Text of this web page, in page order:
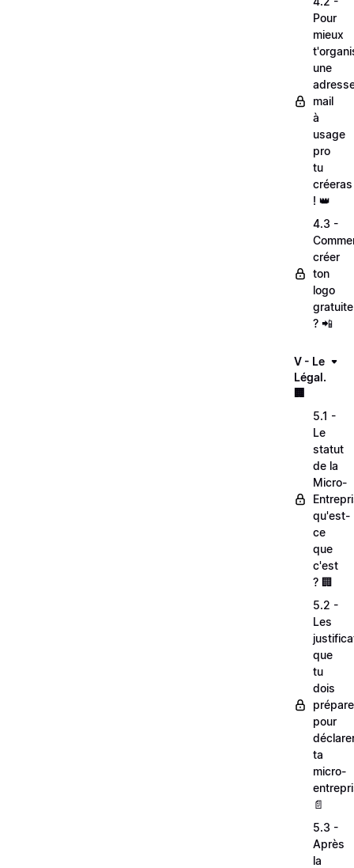
Pour
mieux
une
mail
à
usage
pro
tu
créeras
! 👑
4.3 -
créer
ton
logo
? 📲
V - Le
Légal.
🏢
5.1 -
Le
statut
de la
Micro-
qu'est-
ce
que
c'est
? 🏢
5.2 -
Les
que
tu
dois
pour
ta
micro-
📄
5.3 -
Après
la